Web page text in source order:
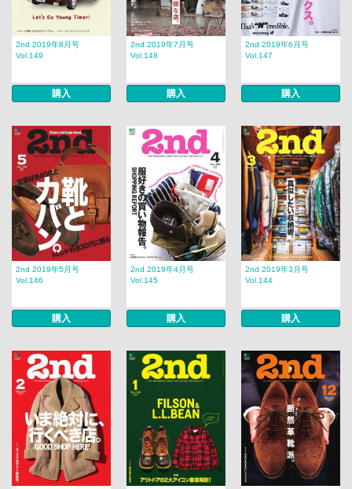
2nd 2019年8月号
Vol.149
購入
2nd 2019年7月号
Vol.148
購入
2nd 2019年6月号
Vol.147
購入
2nd 2019年5月号
Vol.146
購入
2nd 2019年4月号
Vol.145
購入
2nd 2019年3月号
Vol.144
購入